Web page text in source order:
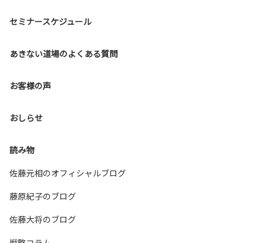
セミナースケジュール
あきない道場のよくある質問
お客様の声
おしらせ
読み物
佐藤元相のオフィシャルブログ
藤原紀子のブログ
佐藤大将のブログ